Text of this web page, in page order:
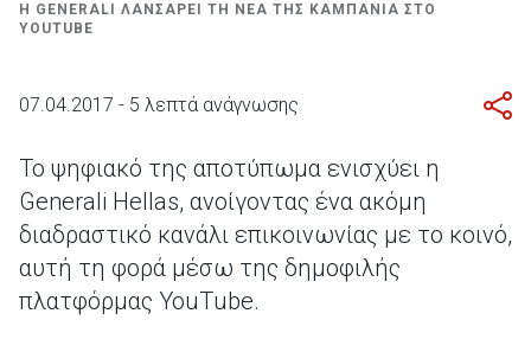
Η GENERALI ΛΑΝΣΑΡΕΙ ΤΗ ΝΕΑ ΤΗΣ ΚΑΜΠΑΝΙΑ ΣΤΟ
YOUTUBE
07.04.2017 - 5 λεπτά ανάγνωσης
Το ψηφιακό της αποτύπωμα ενισχύει η
Generali Hellas, ανοίγοντας ένα ακόμη
διαδραστικό κανάλι επικοινωνίας με το κοινό,
αυτή τη φορά μέσω της δημοφιλής
πλατφόρμας YouΤube.